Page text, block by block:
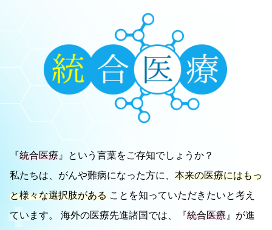
『統合医療 』という言葉をご存知でしょうか？
私たちは、がんや難病になった方に、 本来の医療にはもっ
と様々な選択肢がある ことを知っていただきたいと考え
ています。
海外の医療先進諸国では、『統合医療 』が進